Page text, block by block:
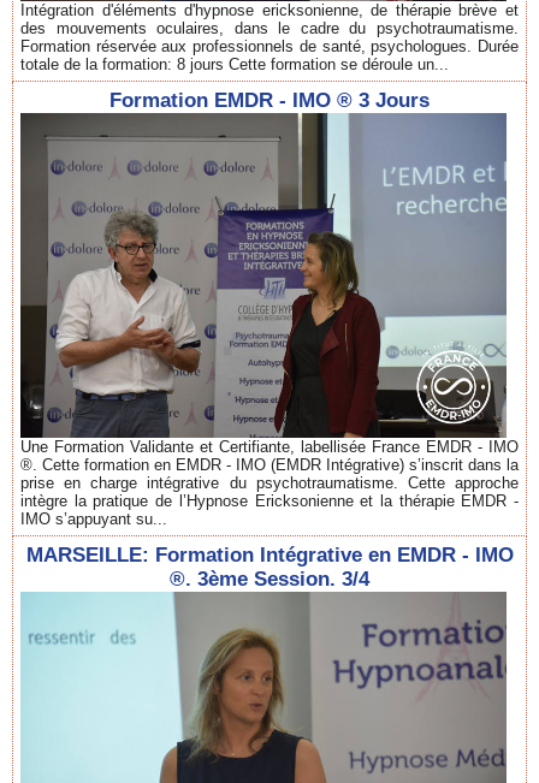
Intégration d'éléments d'hypnose ericksonienne, de thérapie brève et
des mouvements oculaires, dans le cadre du psychotraumatisme.
Formation réservée aux professionnels de santé, psychologues. Durée
totale de la formation: 8 jours Cette formation se déroule un...
Formation EMDR - IMO ® 3 Jours
Une Formation Validante et Certifiante, labellisée France EMDR - IMO
®. Cette formation en EMDR - IMO (EMDR Intégrative) s’inscrit dans la
prise en charge intégrative du psychotraumatisme. Cette approche
intègre la pratique de l’Hypnose Ericksonienne et la thérapie EMDR -
IMO s’appuyant su...
MARSEILLE: Formation Intégrative en EMDR - IMO
®. 3ème Session. 3/4